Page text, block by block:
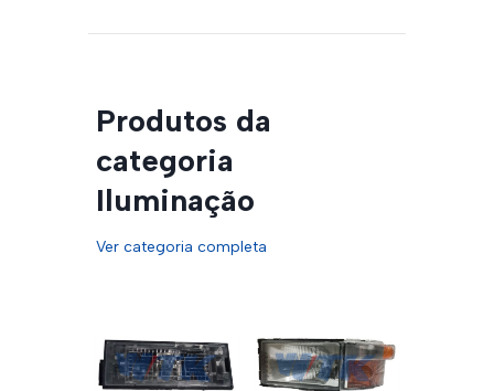
Produtos da
categoria
Iluminação
Ver categoria completa